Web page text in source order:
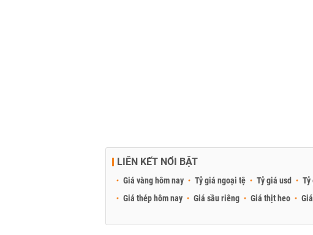
LIÊN KẾT NỔI BẬT
Giá vàng hôm nay Tỷ giá ngoại tệ Tỷ giá usd Tỷ
Giá thép hôm nay
Giá sầu riêng Giá thịt heo